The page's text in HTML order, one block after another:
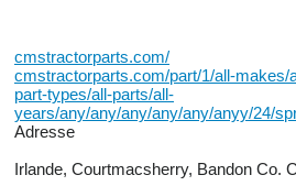
cmstractorparts.com/
cmstractorparts.com/part/1/all-makes/
part-types/all-parts/all-
years/any/any/any/any/any/anyy/24/
Adresse
Irlande, Courtmacsherry, Bandon Co.